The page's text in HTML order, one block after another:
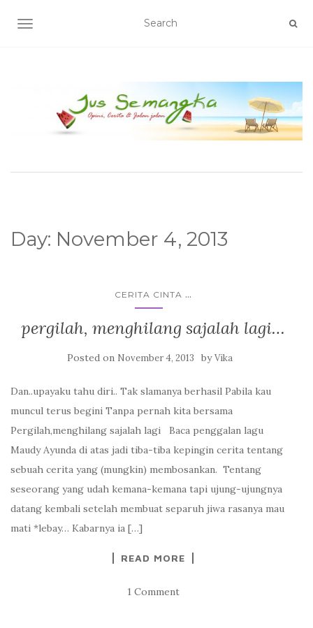
TOGGLE NAVIGATION
Day: November 4, 2013
CERITA CINTA ...
pergilah, menghilang sajalah lagi…
Posted on November 4, 2013 byVika
Dan..upayaku tahu diri.. Tak slamanya berhasil Pabila kau
muncul terus begini Tanpa pernah kita bersama
Pergilah,menghilang sajalah lagi Baca penggalan lagu
Maudy Ayunda di atas jadi tiba-tiba kepingin cerita tentang
sebuah cerita yang (mungkin) membosankan. Tentang
seseorang yang udah kemana-kemana tapi ujung-ujungnya
datang kembali setelah membuat separuh jiwa rasanya mau
mati *lebay… Kabarnya ia […]
READ MORE
1 Comment